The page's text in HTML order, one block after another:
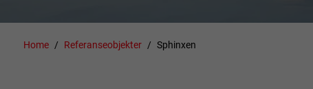
Home Referanseobjekter Sphinxen